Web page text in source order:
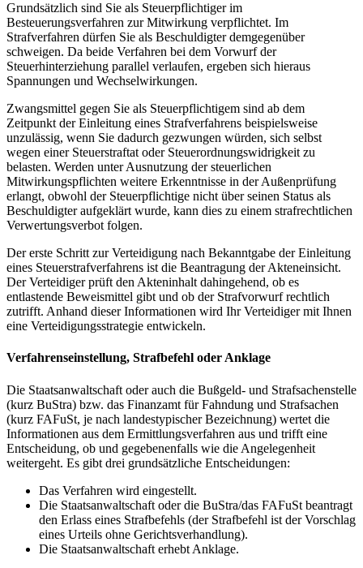
Grundsätzlich sind Sie als Steuerpflichtiger im
Besteuerungsverfahren zur Mitwirkung verpflichtet. Im
Strafverfahren dürfen Sie als Beschuldigter demgegenüber
schweigen. Da beide Verfahren bei dem Vorwurf der
Steuerhinterziehung parallel verlaufen, ergeben sich hieraus
Spannungen und Wechselwirkungen.
Zwangsmittel gegen Sie als Steuerpflichtigem sind ab dem
Zeitpunkt der Einleitung eines Strafverfahrens beispielsweise
unzulässig, wenn Sie dadurch gezwungen würden, sich selbst
wegen einer Steuerstraftat oder Steuerordnungswidrigkeit zu
belasten. Werden unter Ausnutzung der steuerlichen
Mitwirkungspflichten weitere Erkenntnisse in der Außenprüfung
erlangt, obwohl der Steuerpflichtige nicht über seinen Status als
Beschuldigter aufgeklärt wurde, kann dies zu einem strafrechtlichen
Verwertungsverbot folgen.
Der erste Schritt zur Verteidigung nach Bekanntgabe der Einleitung
eines Steuerstrafverfahrens ist die Beantragung der Akteneinsicht.
Der Verteidiger prüft den Akteninhalt dahingehend, ob es
entlastende Beweismittel gibt und ob der Strafvorwurf rechtlich
zutrifft. Anhand dieser Informationen wird Ihr Verteidiger mit Ihnen
eine Verteidigungsstrategie entwickeln.
Verfahrenseinstellung, Strafbefehl oder Anklage
Die Staatsanwaltschaft oder auch die Bußgeld- und Strafsachenstelle
(kurz BuStra) bzw. das Finanzamt für Fahndung und Strafsachen
(kurz FAFuSt, je nach landestypischer Bezeichnung) wertet die
Informationen aus dem Ermittlungsverfahren aus und trifft eine
Entscheidung, ob und gegebenenfalls wie die Angelegenheit
weitergeht. Es gibt drei grundsätzliche Entscheidungen:
Das Verfahren wird eingestellt.
Die Staatsanwaltschaft oder die BuStra/das FAFuSt beantragt
den Erlass eines Strafbefehls (der Strafbefehl ist der Vorschlag
eines Urteils ohne Gerichtsverhandlung).
Die Staatsanwaltschaft erhebt Anklage.